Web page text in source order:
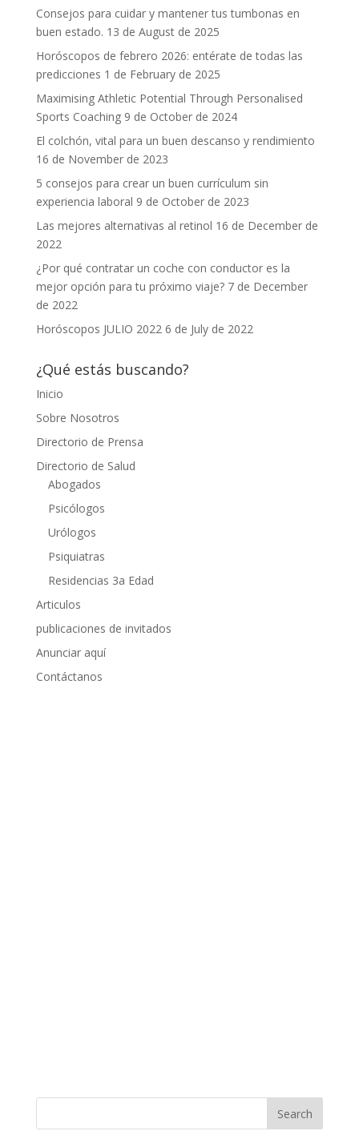
Consejos para cuidar y mantener tus tumbonas en
buen estado. 13 de August de 2025
Horóscopos de febrero 2026: entérate de todas las
predicciones 1 de February de 2025
Maximising Athletic Potential Through Personalised
Sports Coaching 9 de October de 2024
El colchón, vital para un buen descanso y rendimiento
16 de November de 2023
5 consejos para crear un buen currículum sin
experiencia laboral 9 de October de 2023
Las mejores alternativas al retinol 16 de December de
2022
¿Por qué contratar un coche con conductor es la
mejor opción para tu próximo viaje? 7 de December
de 2022
Horóscopos JULIO 2022 6 de July de 2022
¿Qué estás buscando?
Inicio
Sobre Nosotros
Directorio de Prensa
Directorio de Salud
Abogados
Psicólogos
Urólogos
Psiquiatras
Residencias 3a Edad
Articulos
publicaciones de invitados
Anunciar aquí
Contáctanos